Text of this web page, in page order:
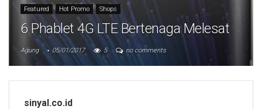
Featured Hot Promo Shops
6 Phablet 4G LTE Bertenaga Melesat
Agung 05/01/2017 5 no comments
sinyal.co.id